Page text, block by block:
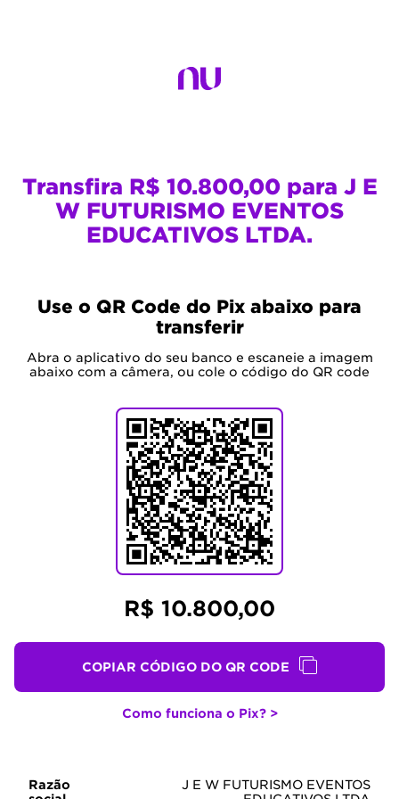
Transfira R$ 10.800,00 para J E
W FUTURISMO EVENTOS
EDUCATIVOS LTDA.
Use o QR Code do Pix abaixo para
transferir
Abra o aplicativo do seu banco e escaneie a imagem
abaixo com a câmera, ou cole o código do QR code
R$ 10.800,00
COPIAR CÓDIGO DO QR CODE
Como funciona o Pix? >
Razão
J E W FUTURISMO EVENTOS